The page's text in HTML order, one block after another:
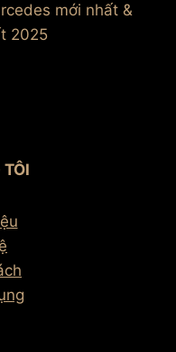
mới nhất &
2025
TÔI